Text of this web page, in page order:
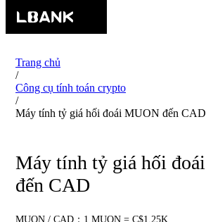
Trang chủ
/
Công cụ tính toán crypto
/
Máy tính tỷ giá hối đoái MUON đến CAD
Máy tính tỷ giá hối
đến CAD
MUON / CAD：1 MUON = C$1.25K